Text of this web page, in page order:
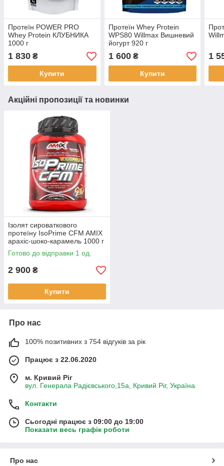
Протеїн POWER PRO
Whey Protein КЛУБНИКА
1000 г
1 830 ₴
Купити
Протеїн Whey Protein
WPS80 Willmax Вишневий
йогурт 920 г
1 600₴
Купити
1
Акційні пропозиції та новинки
Ізолят сироваткового
протеїну IsoPrime CFM AMIX
арахіс-шоко-карамель 1000 г
Готово до відправки 1 од.
2 900 ₴
Купити
Про нас
100% позитивних з 754 відгуків за рік
Працює з 22.06.2020
м. Кривий Ріг
вул. Генерала Радієвського,15а, Кривий Ріг, Україна
Контакти
Сьогодні працює з 09:00 до 19:00
Показати весь графік роботи
Про нас